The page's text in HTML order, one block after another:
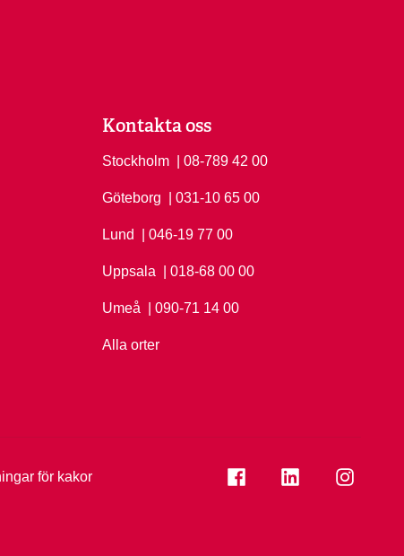
Kontakta oss
Stockholm Ring Stockholm på
| 08-789 42 00
Göteborg Ring Göteborg på
| 031-10 65 00
Lund Ring Lund på
| 046-19 77 00
Uppsala Ring Uppsala på
| 018-68 00 00
Umeå Ring Umeå på
| 090-71 14 00
Alla orter
för kakor Se folkuniversitetet på
Se